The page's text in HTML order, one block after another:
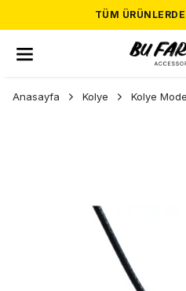
TÜM
Anasayfa Kolye Kolye